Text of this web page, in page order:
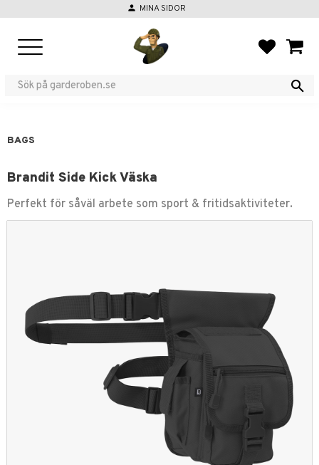
person MINA SIDOR
BAGS
Brandit Side Kick Väska
Perfekt för såväl arbete som sport & fritidsaktiviteter.